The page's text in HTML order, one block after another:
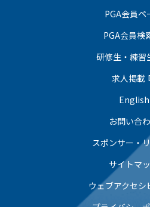
PGA会員ペ
PGA会員検
研修生・練習
求人掲載
English
お問い合
スポンサー・
サイトマ
ウェブアクセシ